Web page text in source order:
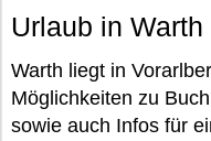
Urlaub in Warth
Warth liegt in
Möglichkeiten zu
sowie auch Infos für